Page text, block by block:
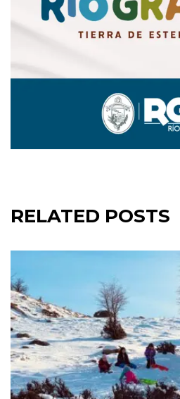
RELATED POSTS